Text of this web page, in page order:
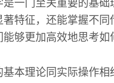
一门至关重要的基
特征，还能掌握不
够更加高效地思考如
本理论同实际操作